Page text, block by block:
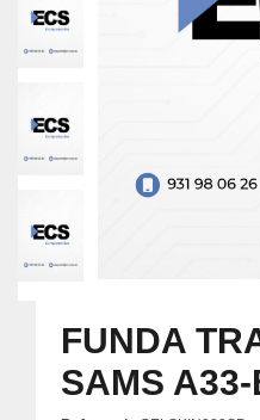
FUNDA
SAMS